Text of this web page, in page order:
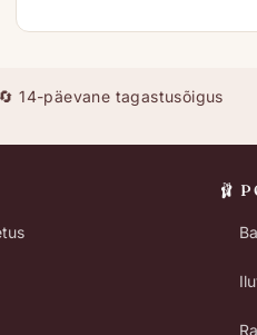
14-päevane tagastusõigus
🩰